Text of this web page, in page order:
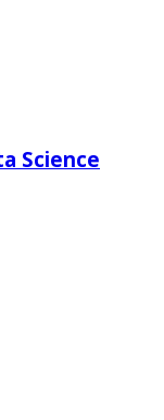
Science